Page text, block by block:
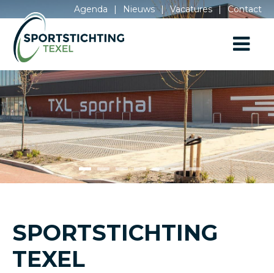
Agenda | Nieuws | Vacatures | Contact
SPORTSTICHTING
TEXEL